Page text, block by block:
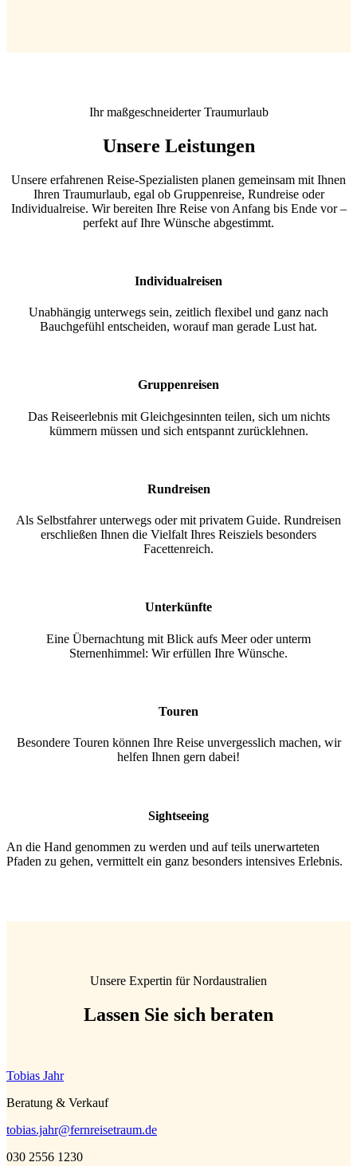
Ihr maßgeschneiderter Traumurlaub
Unsere Leistungen
Unsere erfahrenen Reise-Spezialisten planen gemeinsam mit Ihnen
Ihren Traumurlaub, egal ob Gruppenreise, Rundreise oder
Individualreise. Wir bereiten Ihre Reise von Anfang bis Ende vor –
perfekt auf Ihre Wünsche abgestimmt.
Individualreisen
Unabhängig unterwegs sein, zeitlich flexibel und ganz nach
Bauchgefühl entscheiden, worauf man gerade Lust hat.
Gruppenreisen
Das Reiseerlebnis mit Gleichgesinnten teilen, sich um nichts
kümmern müssen und sich entspannt zurücklehnen.
Rundreisen
Als Selbstfahrer unterwegs oder mit privatem Guide. Rundreisen
erschließen Ihnen die Vielfalt Ihres Reisziels besonders
Facettenreich.
Unterkünfte
Eine Übernachtung mit Blick aufs Meer oder unterm
Sternenhimmel: Wir erfüllen Ihre Wünsche.
Touren
Besondere Touren können Ihre Reise unvergesslich machen, wir
helfen Ihnen gern dabei!
Sightseeing
An die Hand genommen zu werden und auf teils unerwarteten
Pfaden zu gehen, vermittelt ein ganz besonders intensives Erlebnis.
Unsere Expertin für Nordaustralien
Lassen Sie sich beraten
Tobias Jahr
Beratung & Verkauf
tobias.jahr@fernreisetraum.de
030 2556 1230